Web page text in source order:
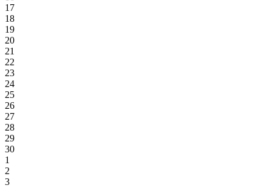
17
18
19
20
21
22
23
24
25
26
27
28
29
30
1
2
3